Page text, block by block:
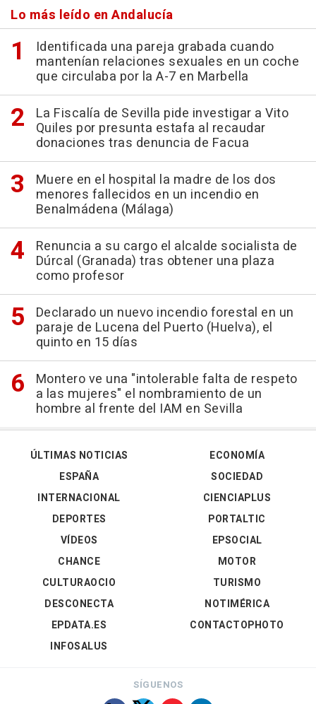
Lo más leído en Andalucía
Identificada una pareja grabada cuando
mantenían relaciones sexuales en un coche
que circulaba por la A-7 en Marbella
La Fiscalía de Sevilla pide investigar a Vito
Quiles por presunta estafa al recaudar
donaciones tras denuncia de Facua
Muere en el hospital la madre de los dos
menores fallecidos en un incendio en
Benalmádena (Málaga)
Renuncia a su cargo el alcalde socialista de
Dúrcal (Granada) tras obtener una plaza
como profesor
Declarado un nuevo incendio forestal en un
paraje de Lucena del Puerto (Huelva), el
quinto en 15 días
Montero ve una "intolerable falta de respeto
a las mujeres" el nombramiento de un
hombre al frente del IAM en Sevilla
ÚLTIMAS NOTICIAS
ESPAÑA
INTERNACIONAL
DEPORTES
VÍDEOS
ECONOMÍA
SOCIEDAD
CIENCIAPLUS
PORTALTIC
EPSOCIAL
CHANCE
CULTURAOCIO
DESCONECTA
EPDATA.ES
INFOSALUS
MOTOR
TURISMO
NOTIMÉRICA
CONTACTOPHOTO
SÍGUENOS